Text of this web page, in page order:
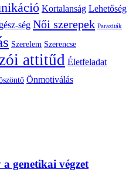
Kortalanság Lehetőség
ség Női szerepek Paraziták
Szerelem Szerencse
attitűd Életfeladat
Önmotiválás
genetikai végzet